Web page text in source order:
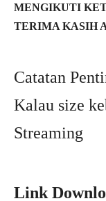
MENGIKUTI
TERIMA KASIH
Catatan
Kalau size
Streaming
Link